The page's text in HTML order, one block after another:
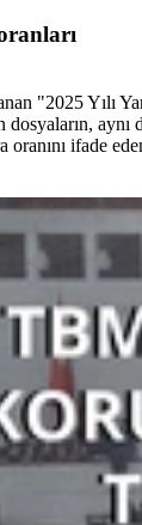
"2025 Yılı
aynı
oranını ifade